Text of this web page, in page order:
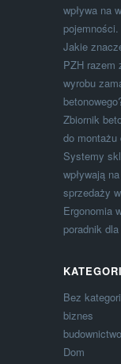
wpływa na
pojemności.
Jakie
PZH razem
wyrobu
Zbiornik
do montażu
Systemy
wpływają
sprzedaży
Ergonomia
poradnik
Bez
biznes
budownictwo
Dom